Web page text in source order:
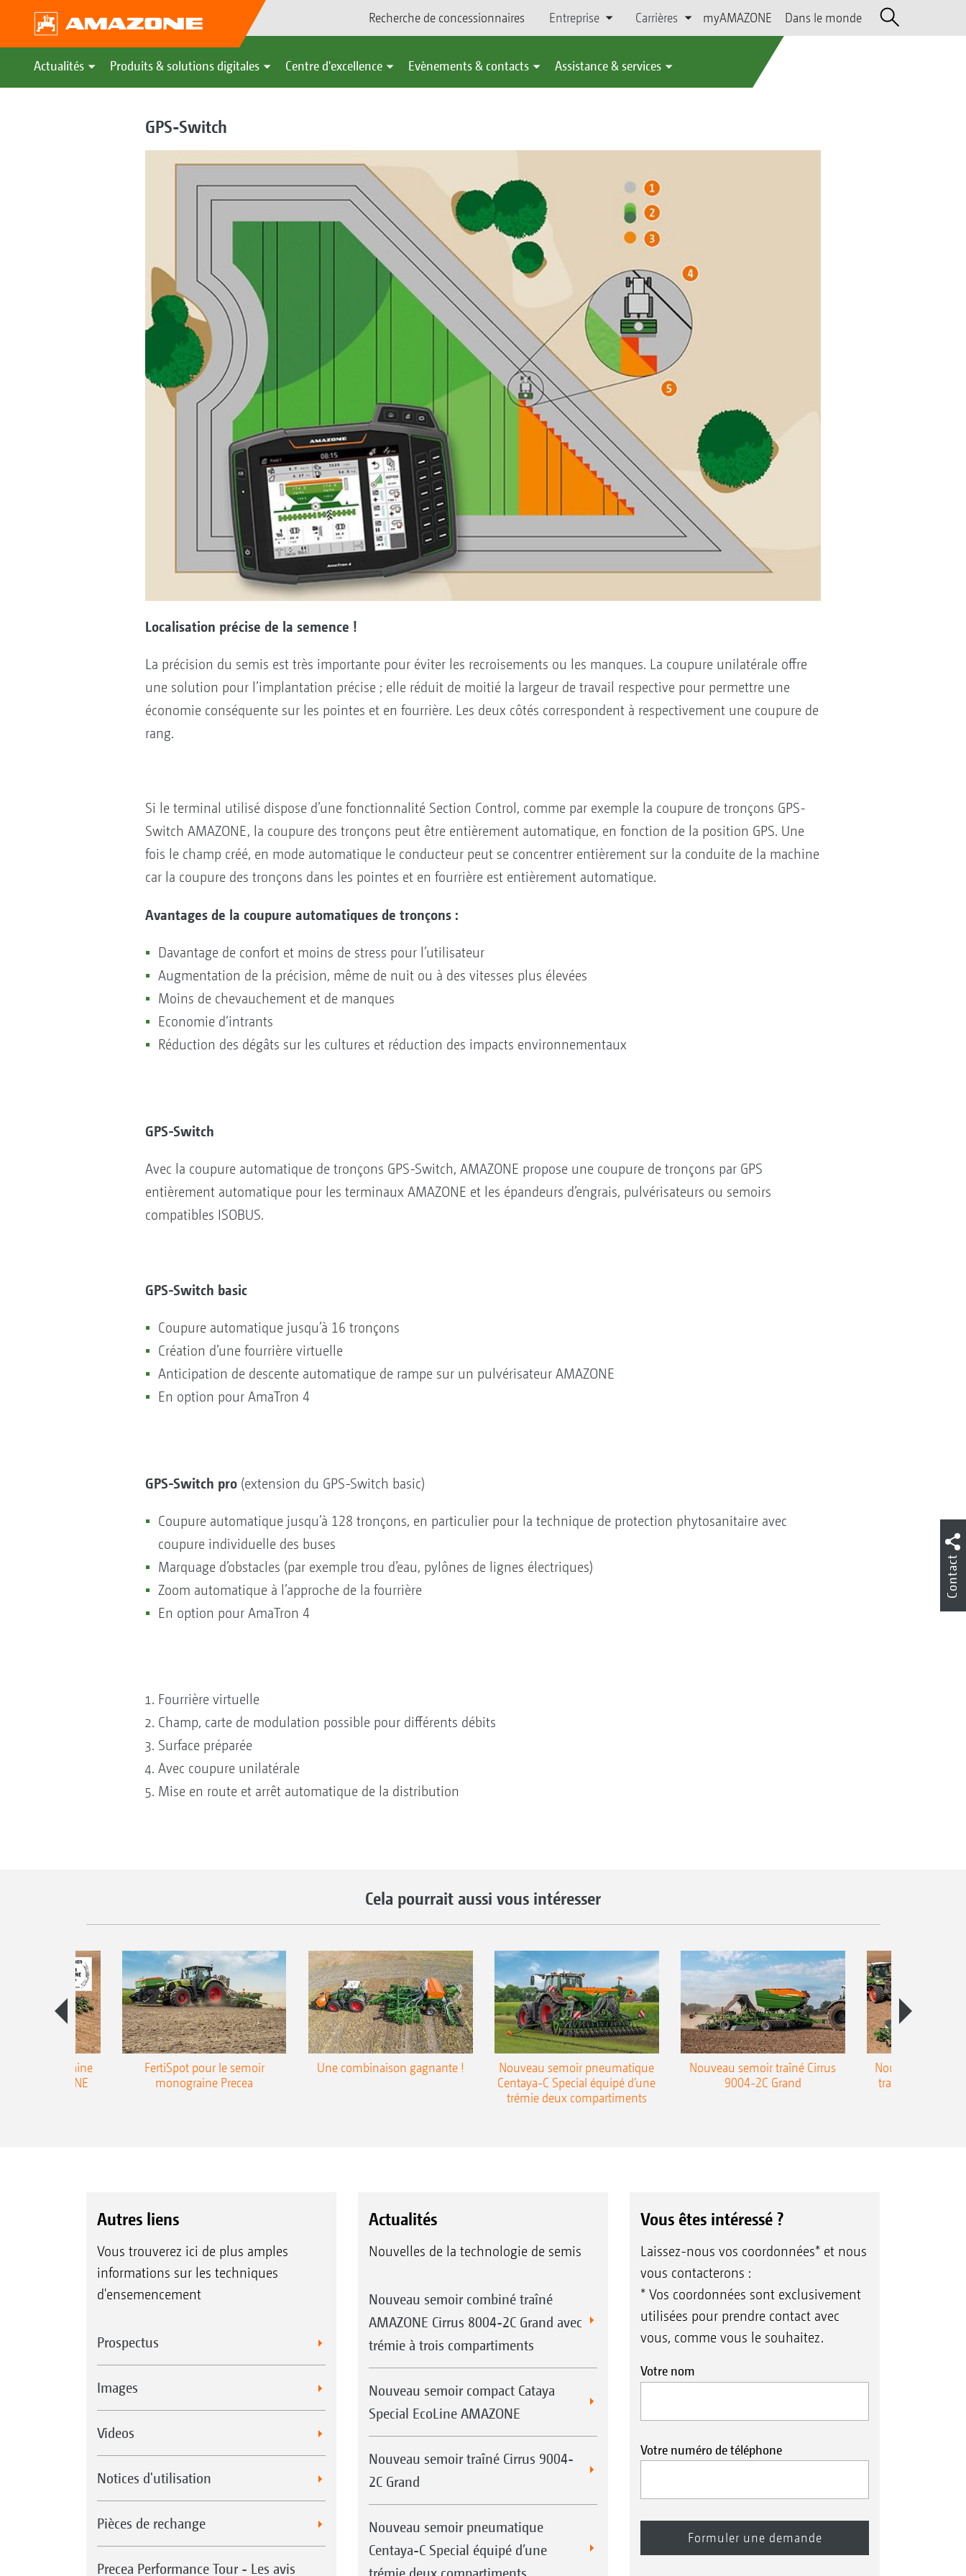
Recherche de concessionnaires Entreprise Carrières myAMAZONE Dans le monde
Actualités Produits & solutions digitales Centre d'excellence Evènements & contacts Assistance & services
GPS-Switch
Localisation précise de la semence !
La précision du semis est très importante pour éviter les recroisements ou les manques. La coupure unilatérale offre
une solution pour l’implantation précise ; elle réduit de moitié la largeur de travail respective pour permettre une
économie conséquente sur les pointes et en fourrière. Les deux côtés correspondent à respectivement une coupure de
rang.
Si le terminal utilisé dispose d’une fonctionnalité Section Control, comme par exemple la coupure de tronçons GPS-
Switch AMAZONE, la coupure des tronçons peut être entièrement automatique, en fonction de la position GPS. Une
fois le champ créé, en mode automatique le conducteur peut se concentrer entièrement sur la conduite de la machine
car la coupure des tronçons dans les pointes et en fourrière est entièrement automatique.
Avantages de la coupure automatiques de tronçons :
Davantage de confort et moins de stress pour l’utilisateur
Augmentation de la précision, même de nuit ou à des vitesses plus élevées
Moins de chevauchement et de manques
Economie d‘intrants
Réduction des dégâts sur les cultures et réduction des impacts environnementaux
GPS-Switch
Avec la coupure automatique de tronçons GPS-Switch, AMAZONE propose une coupure de tronçons par GPS
entièrement automatique pour les terminaux AMAZONE et les épandeurs d’engrais, pulvérisateurs ou semoirs
compatibles ISOBUS.
GPS-Switch basic
Coupure automatique jusqu’à 16 tronçons
Création d’une fourrière virtuelle
Anticipation de descente automatique de rampe sur un pulvérisateur AMAZONE
En option pour AmaTron 4
GPS-Switch pro(extension du GPS-Switch basic)
Coupure automatique jusqu’à 128 tronçons, en particulier pour la technique de protection phytosanitaire avec
coupure individuelle des buses
Marquage d’obstacles (par exemple trou d’eau, pylônes de lignes électriques)
Zoom automatique à l’approche de la fourrière
En option pour AmaTron 4
Fourrière virtuelle
Champ, carte de modulation possible pour différents débits
Surface préparée
Avec coupure unilatérale
Mise en route et arrêt automatique de la distribution
Cela pourrait aussi vous intéresser
monograine
TCC AMAZONE
FertiSpot pour le semoir
monograine Precea
Une combinaison gagnante !
Nouveau semoir pneumatique
Centaya-C Special équipé d’une
trémie deux compartiments
Nouveau semoir traîné Cirrus
9004-2C Grand
Nouveau semoir
traîné Precea-
Autres liens
Vous trouverez ici de plus amples
informations sur les techniques
d'ensemencement
Prospectus
Images
Videos
Notices d'utilisation
Pièces de rechange
Precea Performance Tour - Les avis
Actualités
Nouvelles de la technologie de semis
Nouveau semoir combiné traîné
AMAZONE Cirrus 8004-2C Grand avec
trémie à trois compartiments
Nouveau semoir compact Cataya
Special EcoLine AMAZONE
Nouveau semoir traîné Cirrus 9004-
2C Grand
Nouveau semoir pneumatique
Centaya-C Special équipé d’une
Vous êtes intéressé ?
Laissez-nous vos coordonnées* et nous
vous contacterons :
* Vos coordonnées sont exclusivement
utilisées pour prendre contact avec
vous, comme vous le souhaitez.
Votre nom
Votre numéro de téléphone
Contact